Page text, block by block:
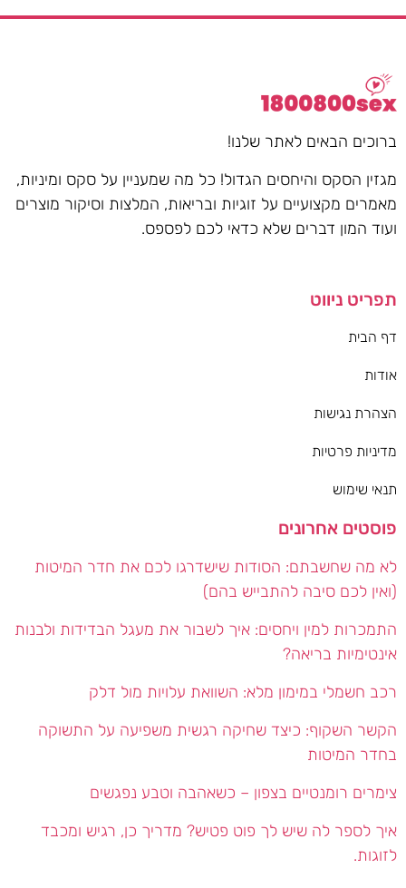
ברוכים הבאים לאתר שלנו!
מגזין הסקס והיחסים הגדול! כל מה שמעניין על סקס ומיניות,
מאמרים מקצועיים על זוגיות ובריאות, המלצות וסיקור מוצרים
ועוד המון דברים שלא כדאי לכם לפספס.
תפריט ניווט
דף הבית
אודות
הצהרת נגישות
מדיניות פרטיות
תנאי שימוש
פוסטים אחרונים
לא מה שחשבתם: הסודות שישדרגו לכם את חדר המיטות
(ואין לכם סיבה להתבייש בהם)
התמכרות למין ויחסים: איך לשבור את מעגל הבדידות ולבנות
אינטימיות בריאה?
רכב חשמלי במימון מלא: השוואת עלויות מול דלק
הקשר השקוף: כיצד שחיקה רגשית משפיעה על התשוקה
בחדר המיטות
צימרים רומנטיים בצפון – כשאהבה וטבע נפגשים
איך לספר לה שיש לך פוט פטיש? מדריך כן, רגיש ומכבד
לזוגות.